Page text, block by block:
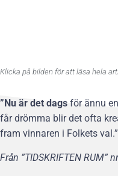
Klicka på bilden för att läsa hela
”Nu är det dags för ännu
får drömma blir det ofta
fram vinnaren i Folkets val.”
Från ”TIDSKRIFTEN RUM”